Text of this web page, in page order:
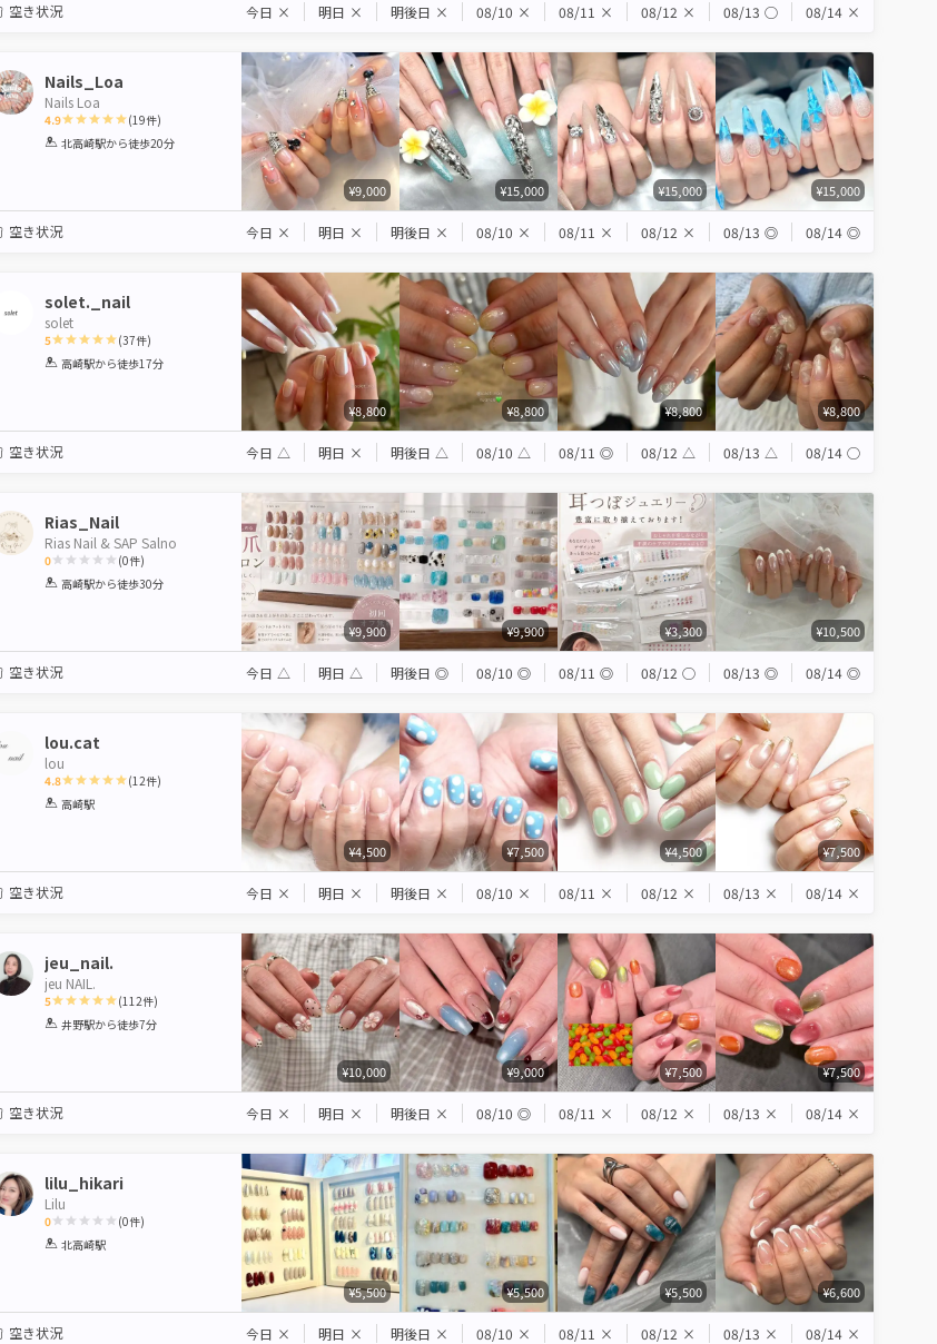
空き状況 今日 × 明日 × 明後日 × 08/10 × 08/11 × 08/12 × 08/13 ◯ 08/14 ×
Nails_Loa
Nails Loa
4.9
1 2 3 4 5
(19件)
北高崎駅から徒歩20分
¥9,000 ¥15,000 ¥15,000 ¥15,000
空き状況 今日 × 明日 × 明後日 × 08/10 × 08/11 × 08/12 × 08/13 ◎ 08/14 ◎
solet._nail
solet
5
1 2 3 4 5
(37件)
高崎駅から徒歩17分
¥8,800 ¥8,800 ¥8,800 ¥8,800
空き状況 今日 △ 明日 × 明後日 △ 08/10 △ 08/11 ◎ 08/12 △ 08/13 △ 08/14 ◯
Rias_Nail
Rias Nail & SAP Salno
0
1 2 3 4 5
(0件)
高崎駅から徒歩30分
¥9,900 ¥9,900 ¥3,300 ¥10,500
空き状況 今日 △ 明日 △ 明後日 ◎ 08/10 ◎ 08/11 ◎ 08/12 ◯ 08/13 ◎ 08/14 ◎
lou.cat
lou
4.8
1 2 3
(12件)
高崎駅
¥4,500 ¥7,500 ¥4,500 ¥7,500
空き状況 今日 × 明日 × 明後日 × 08/10 × 08/11 × 08/12 × 08/13 × 08/14 ×
jeu_nail.
jeu NAIL.
5
1 2 3 4 5
(112件)
井野駅から徒歩7分
¥10,000 ¥9,000 ¥7,500 ¥7,500
空き状況 今日 × 明日 × 明後日 × 08/10 ◎ 08/11 × 08/12 × 08/13 × 08/14 ×
lilu_hikari
Lilu
0
1 2 3 4 5
(0件)
北高崎駅
¥5,500 ¥5,500 ¥5,500 ¥6,600
空き状況 今日 × 明日 × 明後日 × 08/10 × 08/11 × 08/12 × 08/13 × 08/14 ×